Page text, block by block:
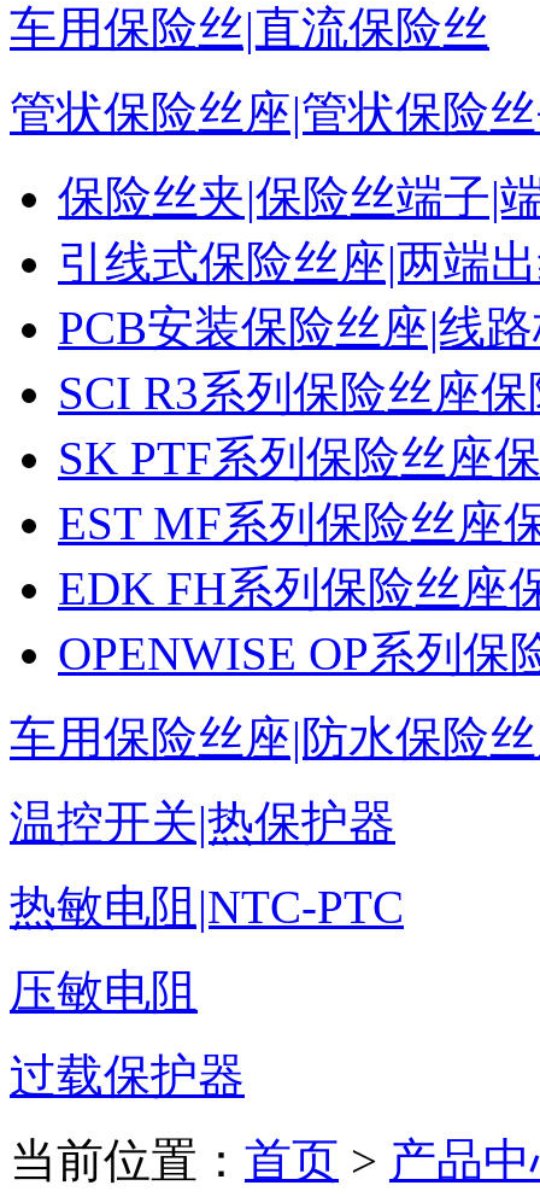
车用保险丝|直流保险丝
管状保险丝座|管状保险
保险丝夹|保险丝端子|
引线式保险丝座|两端
PCB安装保险丝座|线
SCI R3系列保险丝座
SK PTF系列保险丝座
EST MF系列保险丝座
EDK FH系列保险丝座
OPENWISE OP系列保
车用保险丝座|防水保险
温控开关|热保护器
热敏电阻|NTC-PTC
压敏电阻
过载保护器
当前位置： 首页 > 产品